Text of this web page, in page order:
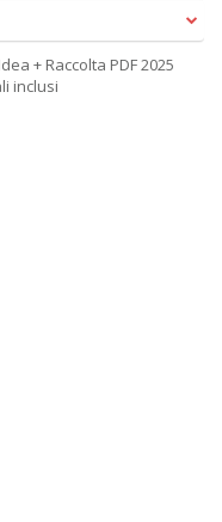
+ Raccolta PDF 2025
inclusi